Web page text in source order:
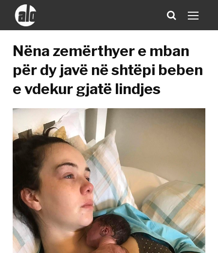
Nëna zemërthyer e mban
për dy javë në shtëpi beben
e vdekur gjatë lindjes